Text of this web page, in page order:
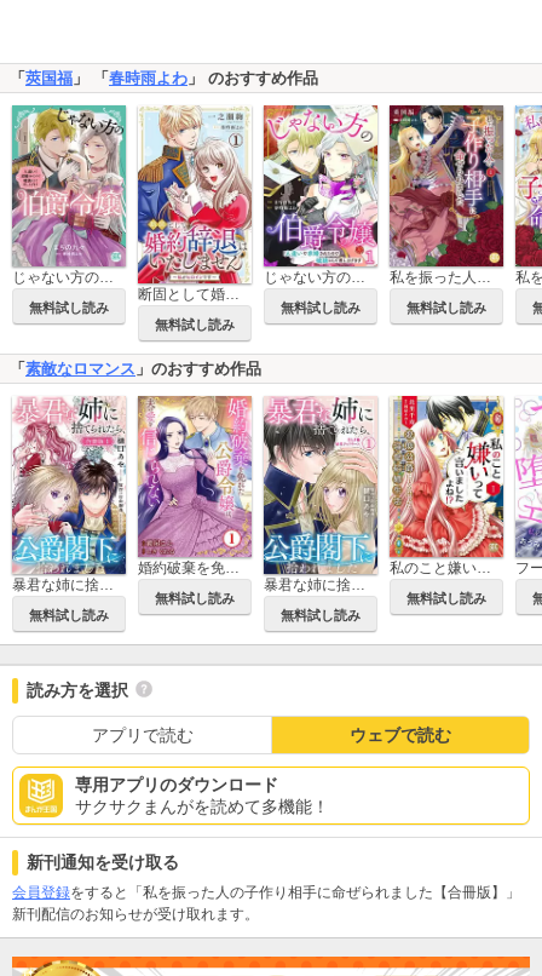
「莢国福 」 「春時雨よわ 」 のおすすめ作品
じゃない方の伯爵令嬢 人違いで求婚されたので破談にして差し上げます【単行本版】
無料試し読み
断固として婚約辞退はいたしません～私がヒロインです～
無料試し読み
じゃない方の伯爵令嬢 人違いで求婚されたので破談にして差し上げます
無料試し読み
私を振った人の子作り相手に命ぜられました【単行本版】
無料試し読み
「 素敵なロマンス 」のおすすめ作品
暴君な姉に捨てられたら、公爵閣下に拾われました【合冊版】
無料試し読み
婚約破棄を免れた公爵令嬢は、夫の愛を信じられない
無料試し読み
暴君な姉に捨てられたら、公爵閣下に拾われました
無料試し読み
私のこと嫌いって言いましたよね！？変態公爵による困った溺愛結婚生活【単行本版】
無料試し読み
読み方を選択
アプリで読む ウェブで読む
専用アプリのダウンロード
サクサクまんがを読めて多機能！
新刊通知を受け取る
会員登録をすると「私を振った人の子作り相手に命ぜられました【合冊版】」
新刊配信のお知らせが受け取れます。